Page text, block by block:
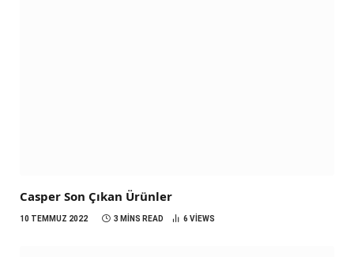
Casper Son Çıkan Ürünler
10 TEMMUZ 2022 3 MINS READ 6 VIEWS